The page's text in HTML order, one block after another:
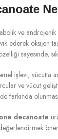
ve androjenik
ederek oksijen
sayesinde,
işlevi, vücutta
ve vücut
farkında
decanoate